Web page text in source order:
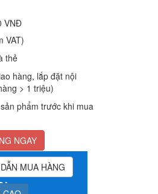
VNĐ
VAT)
thẻ
hàng, lắp đặt nội
> 1 triệu)
phẩm trước khi mua
NGAY
MUA HÀNG